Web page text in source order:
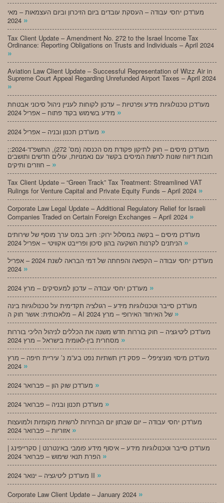
מעו”דכן יחסי עבודה – העסקת עובדים ביום הזיכרון וביום העצמאות – מאי
»
Tax Client Update – Amendment No. 272 to the Israel Income Tax
Ordinance: Reporting Obligations on Trusts and Individuals – April 2024
»
Aviation Law Client Update – Successful Representation of Wizz Air in
Supreme Court Appeal Regarding Unrefunded Airport Taxes – April 2024
»
מעו”דכן טכנולוגיות מידע ופרטיות – עדכון לקוחות לעניין ניהול סיכוני אבטחת
»
»
;מעו”דכן מיסים – חוק לתיקון פקודת מס הכנסה (מס’ 272), התשפ”ד-2024:
חובות דיווח שונות לרשות המיסים בקשר עם נאמנויות, עולים חדשים ותושבים
חוזרים ותיקים – »
Tax Client Update – “Green Track” Tax Treatment: Streamlined VAT
Rulings for Venture Capital and Private Equity Funds – April 2024 »
Corporate Law Legal Update – Additional Regulatory Relief for Israeli
Companies Traded on Certain Foreign Exchanges – April 2024 »
מעו”דכן מיסים – בקשה במסלול ירוק: חיוב במס ערך מוסף של שירותים
»
מעו”דכן יחסי עבודה – הקפאה והפחתה של דמי הבראה לשנת 2024 – אפריל
»
»
מעו”דכן סייבר וטכנולוגיות מידע – רגולציה תקדימית על טכנולוגיות בינה
»
מעו”דכן ליטיגציה – חוק בוררות חדש משנה את הכללים לניהול הליכי בוררות
»
מעו”דכן מיסוי מוניציפלי – פסק דין תשתיות נפט בע”מ נ’ עיריית חיפה – מרץ
»
»
»
מעו”דכן יחסי עבודה – יום שבתון יום הבחירות לרשויות מקומיות ולמועצות
»
מעו”דכן סייבר וטכנולוגיות מידע – איסוף מידע פומבי באינטרנט | סקרייפינג |
»
מעו”דכן ליטיגציה – ינואר 2024 II »
Corporate Law Client Update – January 2024 »